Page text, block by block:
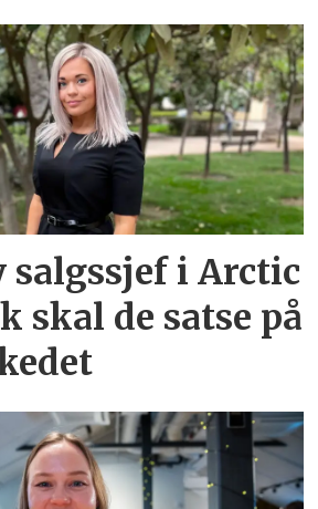
salgssjef i Arctic
skal de satse på